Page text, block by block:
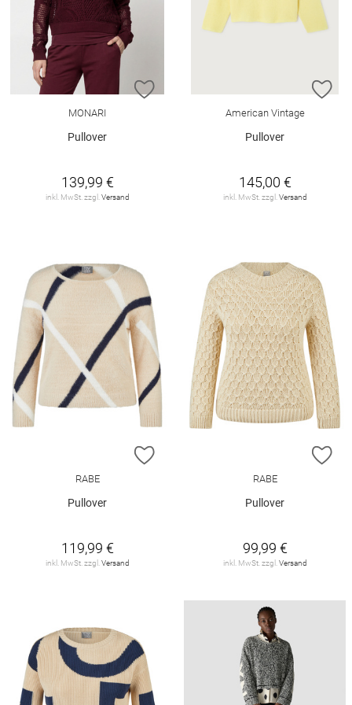
ZUR WUNSCHLISTE HINZUFÜGEN
MONARI
Pullover
139,99 €
inkl. MwSt. zzgl. Versand
American Vintage
Pullover
145,00 €
inkl. MwSt. zzgl. Versand
ZUR WUNSCHLISTE HINZUFÜGEN
RABE
Pullover
119,99 €
inkl. MwSt. zzgl.Versand
RABE
Pullover
99,99 €
inkl. MwSt. zzgl.Versand